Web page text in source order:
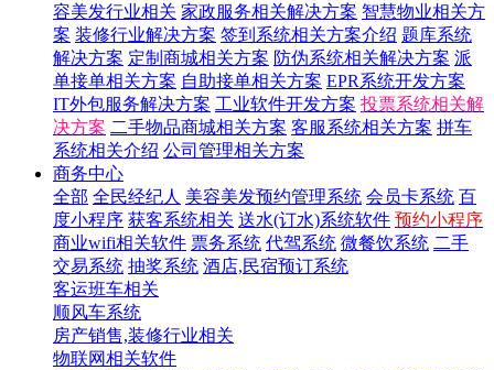
容美发行业相关 家政服务相关解决方案 智慧物业相关方
案 装修行业解决方案 签到系统相关方案介绍 题库系统
解决方案 定制商城相关方案 防伪系统相关解决方案 派
单接单相关方案 自助接单相关方案 EPR系统开发方案
IT外包服务解决方案 工业软件开发方案 投票系统相关解
决方案 二手物品商城相关方案 客服系统相关方案 拼车
系统相关介绍 公司管理相关方案
商务中心
全部 全民经纪人 美容美发预约管理系统 会员卡系统 百
度小程序 获客系统相关 送水(订水)系统软件 预约小程序
商业wifi相关软件 票务系统 代驾系统 微餐饮系统 二手
交易系统 抽奖系统 酒店,民宿预订系统
客运班车相关
顺风车系统
房产销售,装修行业相关
物联网相关软件